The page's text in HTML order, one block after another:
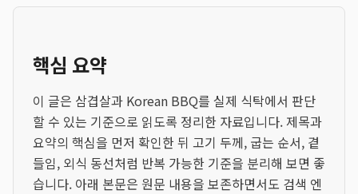
핵심 요약
이 글은 삼겹살과 Korean BBQ를 실제 식탁에서 판단
할 수 있는 기준으로 읽도록 정리한 자료입니다. 제목과
요약의 핵심을 먼저 확인한 뒤 고기 두께, 굽는 순서, 곁
들임, 외식 동선처럼 반복 가능한 기준을 분리해 보면 좋
습니다. 아래 본문은 원문 내용을 보존하면서도 검색 엔